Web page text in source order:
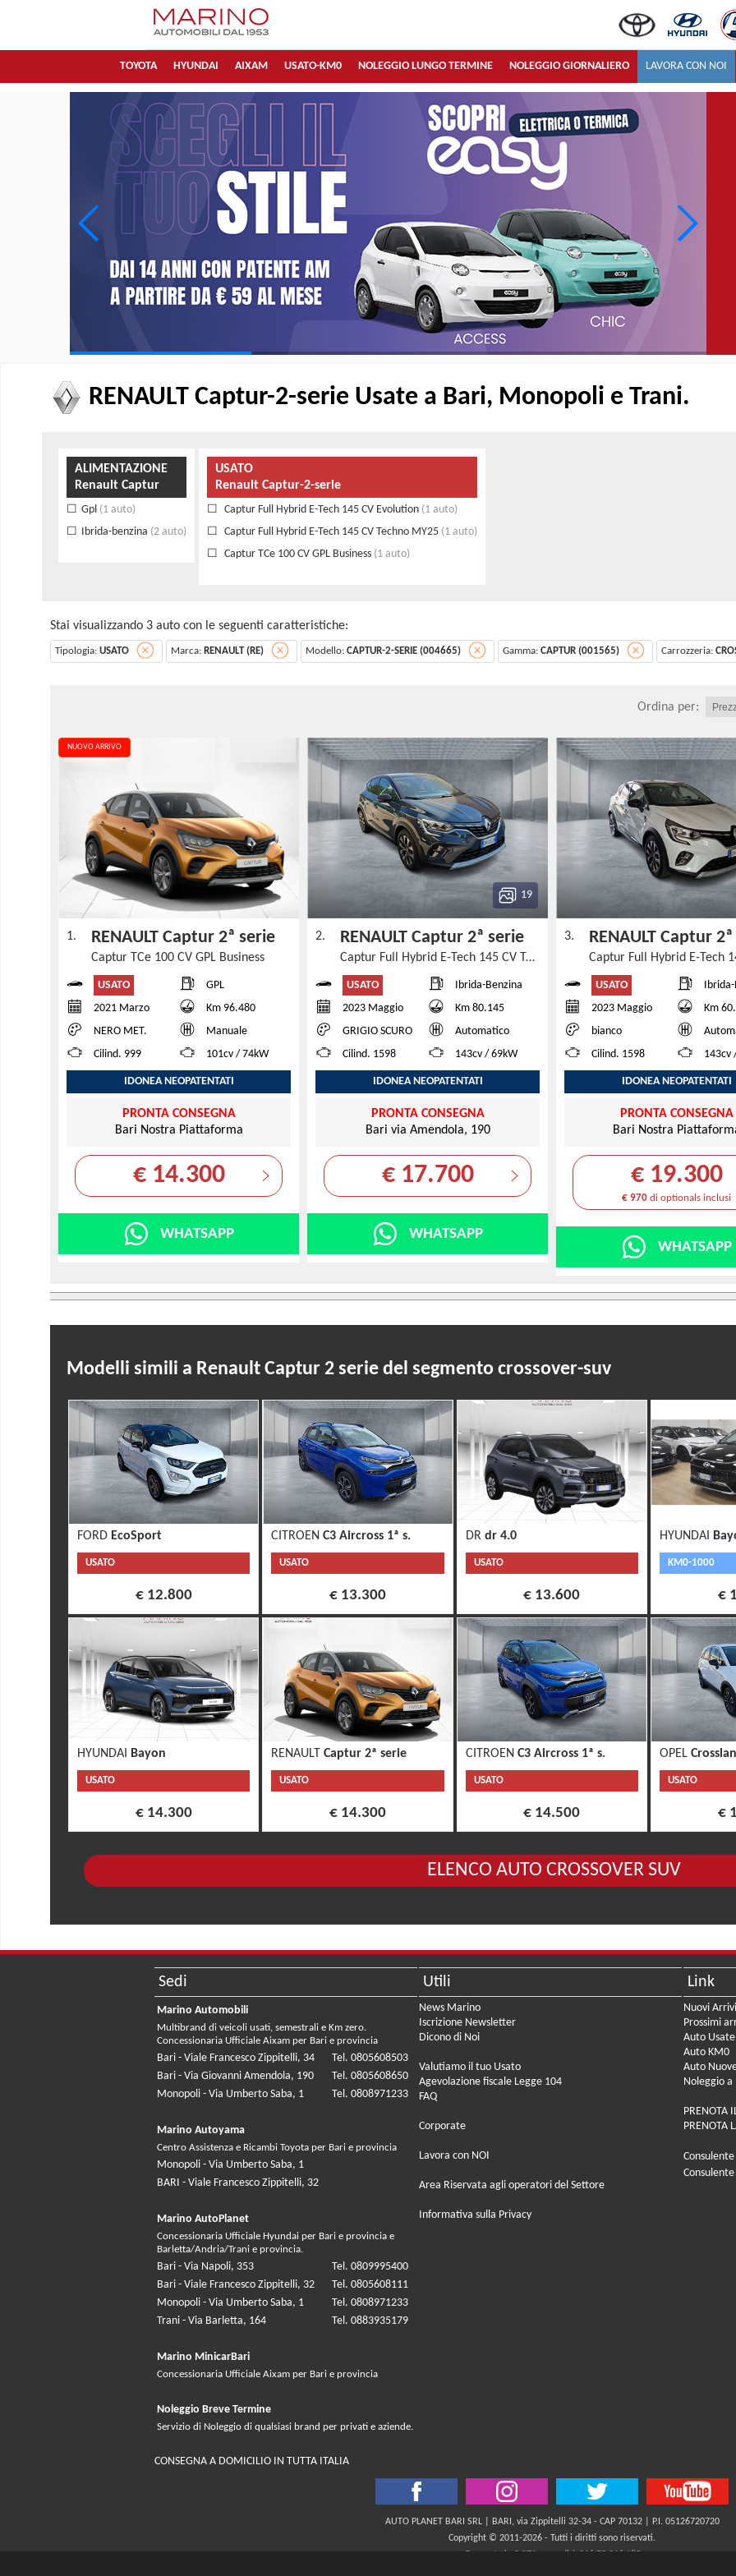
TOYOTA HYUNDAI AIXAM USATO-KM0 NOLEGGIO LUNGO TERMINE NOLEGGIO GIORNALIERO LAVORA CON NOI
RENAULT Captur-2-serie Usate a Bari, Monopoli e Trani.
ALIMENTAZIONE
Renault Captur
Gpl (1 auto)
Ibrida-benzina (2 auto)
USATO
Renault Captur-2-serie
Captur Full Hybrid E-Tech 145 CV Evolution (1 auto)
Captur Full Hybrid E-Tech 145 CV Techno MY25 (1 auto)
Captur TCe 100 CV GPL Business (1 auto)
Stai visualizzando 3 auto con le seguenti caratteristiche:
Tipologia: USATO Marca: RENAULT (RE) Modello: CAPTUR-2-SERIE (004665) Gamma: CAPTUR (001565) Carrozzeria:
Ordina per:
NUOVO ARRIVO
1. RENAULT Captur 2ª serie
Captur TCe 100 CV GPL Business
USATO
GPL
2021 Marzo
Km 96.480
NERO MET.
Manuale
Cilind. 999
101cv / 74kW
IDONEA NEOPATENTATI
PRONTA CONSEGNA
Bari Nostra Piattaforma
€ 14.300
WHATSAPP
19
2. RENAULT Captur 2ª serie
Captur Full Hybrid E-Tech 145 CV Techno MY25
USATO
Ibrida-Benzina
2023 Maggio
Km 80.145
GRIGIO SCURO
Automatico
Cilind. 1598
143cv / 69kW
IDONEA NEOPATENTATI
PRONTA CONSEGNA
Bari via Amendola, 190
€ 17.700
WHATSAPP
3. RENAULT Captur
USATO
2023 Maggio
Km
bianco
Cilind. 1598
143cv
IDONEA NEOPATENTATI
PRONTA CONSEGNA
Bari Nostra
€ 19.300
€ 970 di optionals inclusi
WHATSAPP
Modelli simili a Renault Captur 2 serie del segmento crossover-suv
FORD EcoSport
USATO
€ 12.800
CITROENC3 Aircross 1ª s.
USATO
€ 13.300
DR dr 4.0
USATO
€ 13.600
HYUNDAI
KM0-1000
€
HYUNDAI Bayon
USATO
€ 14.300
RENAULTCaptur 2ª serie
USATO
€ 14.300
CITROEN C3 Aircross 1ª s.
USATO
€ 14.500
OPEL
USATO
€
ELENCO AUTO CROSSOVER SUV
Sedi
Marino Automobili
Multibrand di veicoli usati, semestrali e Km zero.
Concessionaria Ufficiale Aixam per Bari e provincia
Bari - Viale Francesco Zippitelli, 34
Tel. 0805608503
Bari - Via Giovanni Amendola, 190
Tel. 0805608650
Monopoli - Via Umberto Saba, 1
Tel. 0808971233
Marino Autoyama
Centro Assistenza e Ricambi Toyota per Bari e provincia
Monopoli - Via Umberto Saba, 1
BARI - Viale Francesco Zippitelli, 32
Marino AutoPlanet
Concessionaria Ufficiale Hyundai per Bari e provincia e
Barletta/Andria/Trani e provincia.
Bari - Via Napoli, 353
Tel. 0809995400
Bari - Viale Francesco Zippitelli, 32
Tel. 0805608111
Monopoli - Via Umberto Saba, 1
Tel. 0808971233
Trani - Via Barletta, 164
Tel. 0883935179
Marino MinicarBari
Concessionaria Ufficiale Aixam per Bari e provincia
Noleggio Breve Termine
Servizio di Noleggio di qualsiasi brand per privati e aziende.
CONSEGNA A DOMICILIO IN TUTTA ITALIA
Utili
News Marino
Iscrizione Newsletter
Dicono di Noi
Valutiamo il tuo Usato
Agevolazione fiscale Legge 104
FAQ
Corporate
Lavora con NOI
Area Riservata agli operatori del Settore
Informativa sulla Privacy
Link
Nuovi
Prossimi
Auto Usate
Auto KM0
Auto
Noleggio
PRENOTA
PRENOTA
AUTO PLANET BARI SRL | BARI, via Zippitelli 32-34 - CAP 70132 | P.I. 05126720720
Copyright © 2011-2026 - Tutti i diritti sono riservati.
Generata in 0,071 secondi | 216.73.216.185